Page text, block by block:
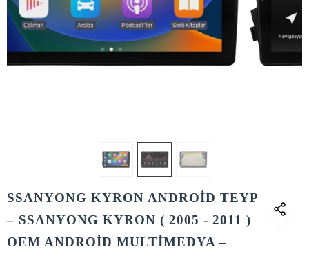
SSANYONG KYRON ANDROİD TEYP
– SSANYONG KYRON ( 2005 - 2011 )
OEM ANDROİD MULTİMEDYA –